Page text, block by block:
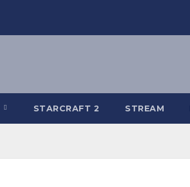
STARCRAFT 2 STREAM